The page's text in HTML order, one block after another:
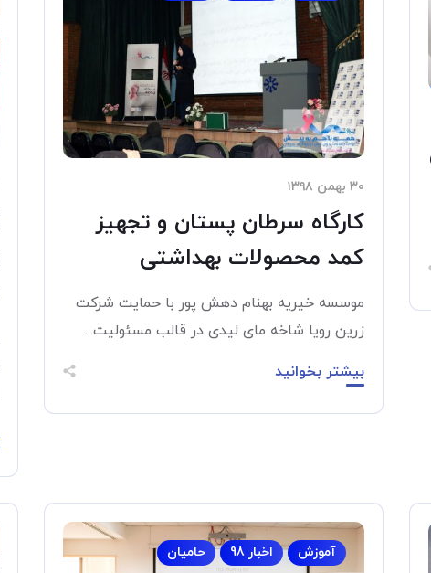
۳۰ بهمن ۱۳۹۸
کارگاه سرطان پستان و تجهیز
کمد محصولات بهداشتی
موسسه خیریه بهنام دهش پور با حمایت شرکت
زرین رویا شاخه مای لیدی در قالب مسئولیت...
بیشتر بخوانید
آموزش اخبار 98 حامیان